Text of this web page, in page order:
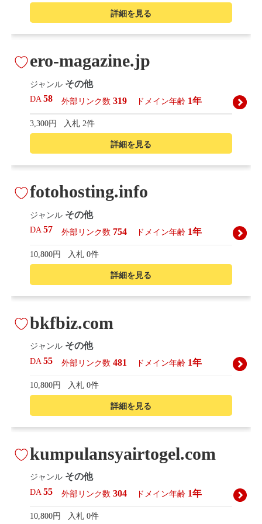
詳細を見る
詳細を見る
ero-magazine.jp
ジャンル その他
DA58 外部リンク数 319 ドメイン年齢 1年
3,300円 入札 2件
詳細を見る
fotohosting.info
ジャンル その他
DA57 外部リンク数 754 ドメイン年齢 1年
10,800円 入札 0件
詳細を見る
bkfbiz.com
ジャンル その他
DA55 外部リンク数 481 ドメイン年齢 1年
10,800円 入札 0件
kumpulansyairtogel.com
ジャンル その他
DA55 外部リンク数 304 ドメイン年齢 1年
10,800円 入札 0件